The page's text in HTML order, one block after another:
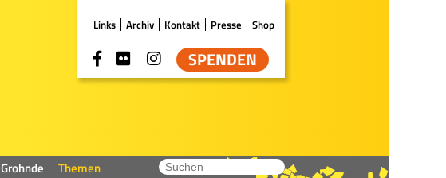
Links Archiv Kontakt Presse Shop
SPENDEN
Grohnde Themen